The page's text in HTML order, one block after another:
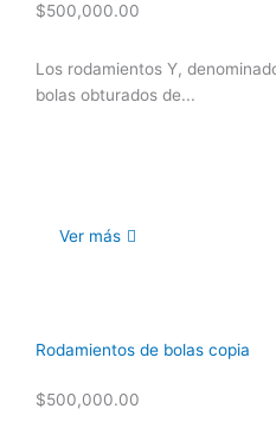
$500,000.00
Los rodamientos Y,
bolas obturados de...
Ver más
Rodamientos de bolas copia
$500,000.00